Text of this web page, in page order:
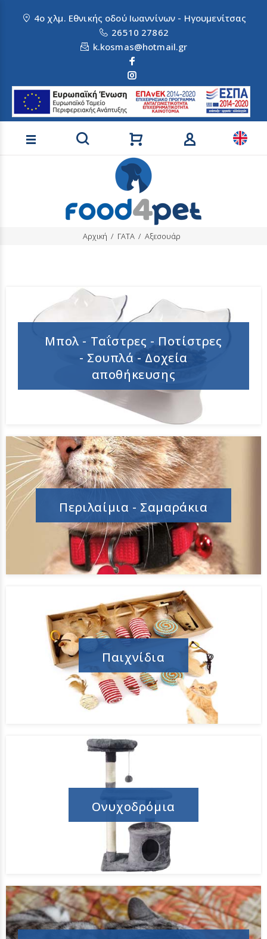
4ο χλμ. Εθνικής οδού Ιωαννίνων - Ηγουμενίτσας
26510 27862
k.kosmas@hotmail.gr
Αναζήτηση προϊόντων
Αρχική ΓΑΤΑ Αξεσουάρ
Μπολ - Ταΐστρες - Ποτίστρες
- Σουπλά - Δοχεία
αποθήκευσης
Περιλαίμια - Σαμαράκια
Παιχνίδια
Ονυχοδρόμια